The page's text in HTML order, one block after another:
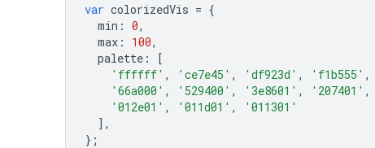
var colorizedVis = {
min : 0,
max : 100,
palette :
[
'ffffff' , 'ce7e45' , 'df923d' , 'f1b555' ,
'66a000' , '529400' , '3e8601' , '207401' ,
'012e01' , '011d01' ,
'011301'
],
};